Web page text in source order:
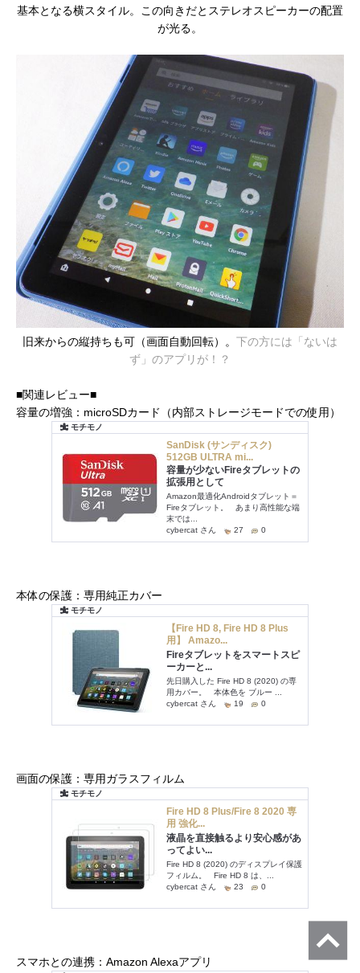
基本となる横スタイル。この向きだとステレオスピーカーの配置
が光る。
旧来からの縦持ちも可（画面自動回転）。 下の方には「ないは
ず」のアプリが！？
■関連レビュー■
容量の増強：microSDカード（内部ストレージモードでの使用）
本体の保護：専用純正カバー
画面の保護：専用ガラスフィルム
スマホとの連携：Amazon Alexaアプリ